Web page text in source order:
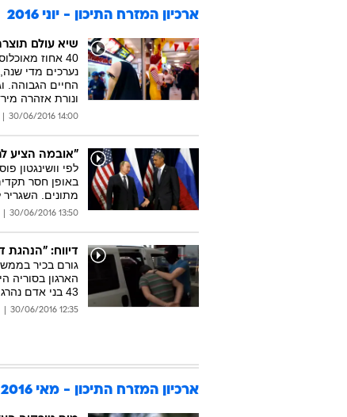
ארכיון המזרח התיכון - יוני 2016
שיא עולם
נערכים מדי
החיים הגבוהה.
ונורת אזהרה
14:00 30/06/2016
"אובמה הציע
לפי וושינגטון
באופן חסר
מתונים.
13:50 30/06/2016
דיווח: "הנהגת
הארגון בסוריה
43 בני אדם נהרגו ועוד מאות נפצעו
12:35 30/06/2016
ארכיון המזרח התיכון - מאי 2016